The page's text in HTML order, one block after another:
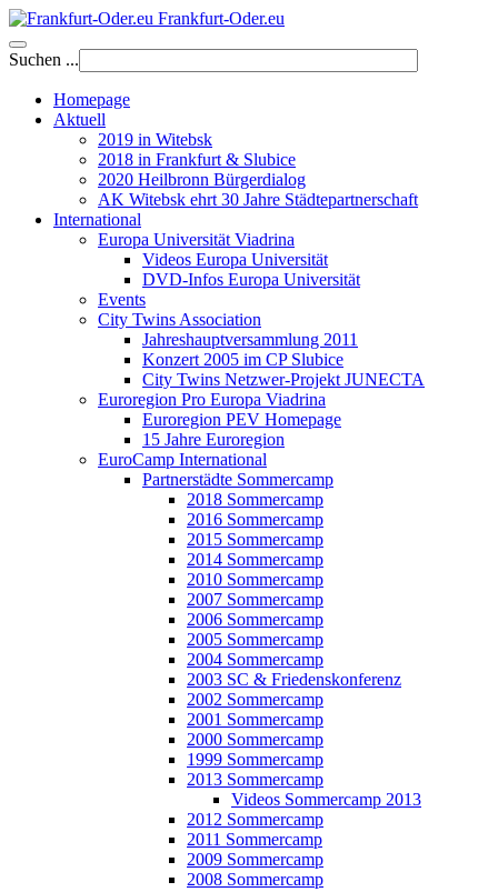
Frankfurt-Oder.eu
Suchen ...
Homepage
Aktuell
2019 in Witebsk
2018 in Frankfurt & Slubice
2020 Heilbronn Bürgerdialog
AK Witebsk ehrt 30 Jahre Städtepartnerschaft
International
Europa Universität Viadrina
Videos Europa Universität
DVD-Infos Europa Universität
Events
City Twins Association
Jahreshauptversammlung 2011
Konzert 2005 im CP Slubice
City Twins Netzwer-Projekt JUNECTA
Euroregion Pro Europa Viadrina
Euroregion PEV Homepage
15 Jahre Euroregion
EuroCamp International
Partnerstädte Sommercamp
2018 Sommercamp
2016 Sommercamp
2015 Sommercamp
2014 Sommercamp
2010 Sommercamp
2007 Sommercamp
2006 Sommercamp
2005 Sommercamp
2004 Sommercamp
2003 SC & Friedenskonferenz
2002 Sommercamp
2001 Sommercamp
2000 Sommercamp
1999 Sommercamp
2013 Sommercamp
Videos Sommercamp 2013
2012 Sommercamp
2011 Sommercamp
2009 Sommercamp
2008 Sommercamp